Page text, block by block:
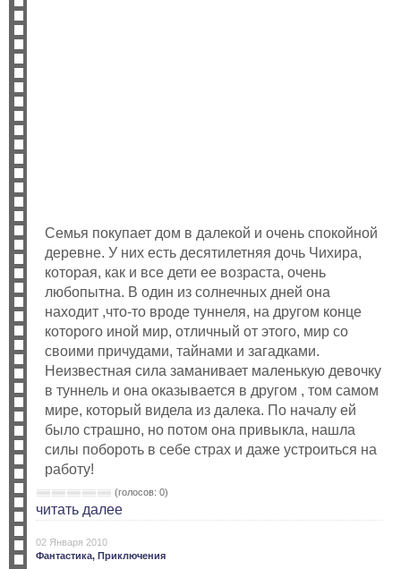
Семья покупает дом в далекой и очень спокойной
деревне. У них есть десятилетняя дочь Чихира,
которая, как и все дети ее возраста, очень
любопытна. В один из солнечных дней она
находит ,что-то вроде туннеля, на другом конце
которого иной мир, отличный от этого, мир со
своими причудами, тайнами и загадками.
Неизвестная сила заманивает маленькую девочку
в туннель и она оказывается в другом , том самом
мире, который видела из далека. По началу ей
было страшно, но потом она привыкла, нашла
силы побороть в себе страх и даже устроиться на
работу!
(голосов: 0)
читать далее
02 Января 2010
Фантастика, Приключения